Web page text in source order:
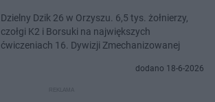
Dzielny Dzik 26 w Orzyszu. 6,5 tys. żołnierzy,
czołgi K2 i Borsuki na największych
ćwiczeniach 16. Dywizji Zmechanizowanej
dodano 18-6-2026